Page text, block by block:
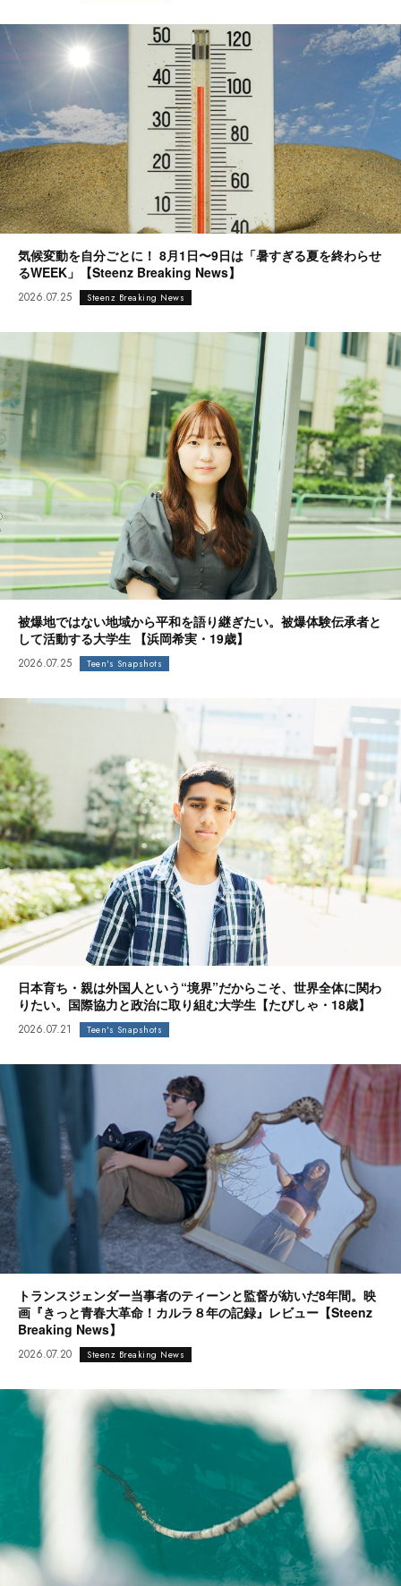
気候変動を自分ごとに！ 8月1日〜9日は「暑すぎる夏を終わらせ
るWEEK」【Steenz Breaking News】
2026.07.25 Steenz Breaking News
被爆地ではない地域から平和を語り継ぎたい。被爆体験伝承者と
して活動する大学生 【浜岡希実・19歳】
2026.07.25 Teen's Snapshots
日本育ち・親は外国人という“境界”だからこそ、世界全体に関わ
りたい。国際協力と政治に取り組む大学生【たびしゃ・18歳】
2026.07.21 Teen's Snapshots
トランスジェンダー当事者のティーンと監督が紡いだ8年間。映
画『きっと青春大革命！カルラ８年の記録』レビュー【Steenz
Breaking News】
2026.07.20 Steenz Breaking News